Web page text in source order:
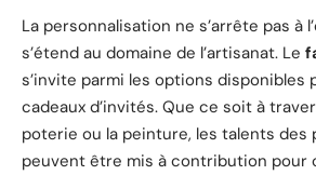
La personnalisation ne s’arrête pas à
s’étend au domaine de l’artisanat. Le
s’invite parmi les options disponibles
cadeaux d’invités. Que ce soit à
poterie ou la peinture, les talents des
peuvent être mis à contribution pour